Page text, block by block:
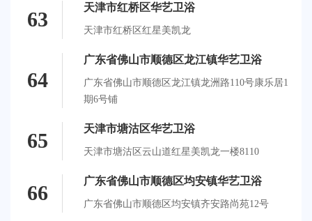
63
天津市红桥区华艺卫浴
天津市红桥区红星美凯龙
64
广东省佛山市顺德区龙江镇华艺卫浴
广东省佛山市顺德区龙江镇龙洲路110号康乐居1
期6号铺
65
天津市塘沽区华艺卫浴
天津市塘沽区云山道红星美凯龙一楼8110
66
广东省佛山市顺德区均安镇华艺卫浴
广东省佛山市顺德区均安镇齐安路尚苑12号